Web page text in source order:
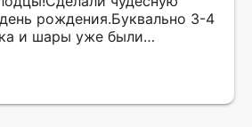
рождения.Буквально 3-4
и шары уже были
адресу.Качество